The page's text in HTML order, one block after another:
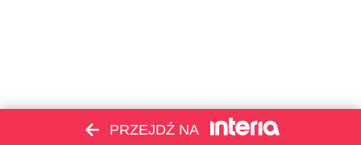
PRZEJDŹ NA